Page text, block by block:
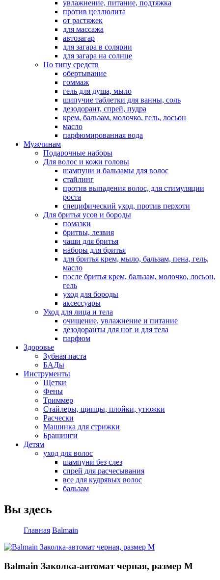
увлажнение, питание, подтяжка
против целлюлита
от растяжек
для массажа
автозагар
для загара в солярии
для загара на солнце
По типу средств
обертывание
гоммаж
гель для душа, мыло
шипучие таблетки для ванны, соль
дезодорант, спрей, пудра
крем, бальзам, молочко, гель, лосьон
масло
парфюмированная вода
Мужчинам
Подарочные наборы
Для волос и кожи головы
шампуни и бальзамы для волос
стайлинг
против выпадения волос, для стимуляции
роста
специфический уход, против перхоти
Для бритья усов и бороды
помазки
бритвы, лезвия
чаши для бритья
наборы для бритья
для бритья крем, мыло, бальзам, пена, гель,
масло
после бритья крем, бальзам, молочко, лосьон,
гель
уход для бороды
аксессуары
Уход для лица и тела
очищение, увлажнение и питание
дезодоранты для ног и для тела
парфюм
Здоровье
Зубная паста
БАДы
Инструменты
Щетки
Фены
Триммер
Стайлеры, щипцы, плойки, утюжки
Расчески
Машинка для стрижки
Брашинги
Детям
уход для волос
шампуни без слез
спрей для расчесывания
все для кудрявых волос
бальзам
Вы здесь
Главная Balmain
Balmain Заколка-автомат черная, размер M